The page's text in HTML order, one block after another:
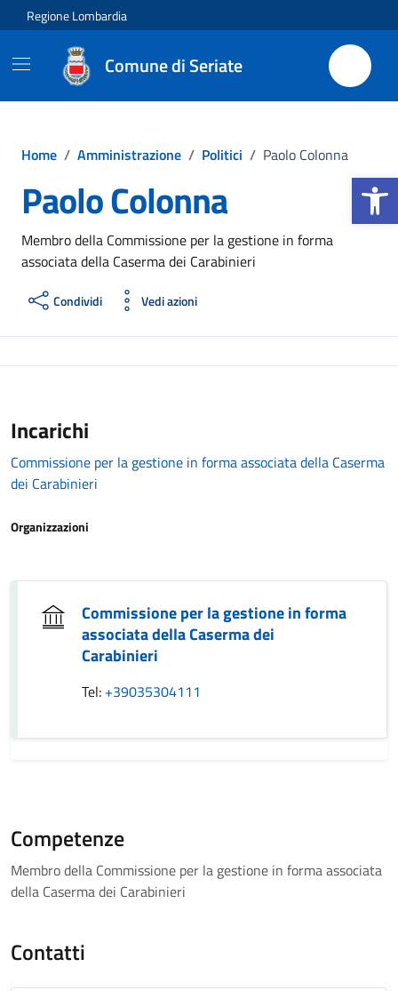
Apri la
Vai ai contenuti
Vai al footer
Regione Lombardia
Comune di Seriate
Home / Amministrazione / Politici / Paolo Colonna
Paolo Colonna
Membro della Commissione per la gestione in forma
associata della Caserma dei Carabinieri
Condividi Vedi azioni
Incarichi
Commissione per la gestione in forma associata della Caserma
dei Carabinieri
Organizzazioni
Commissione per la gestione in forma
associata della Caserma dei
Carabinieri
Tel: +39035304111
Competenze
Membro della Commissione per la gestione in forma associata
della Caserma dei Carabinieri
Contatti